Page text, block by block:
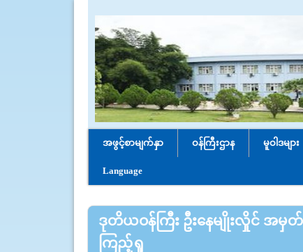
အဖွင့်စာမျက်နှာ ဝန်ကြီးဌာန မူဝါဒများ
Language
ဒုတိယဝန်ကြီး ဦးနေမျိုးလှိုင် အ
ကြည့်ရှု